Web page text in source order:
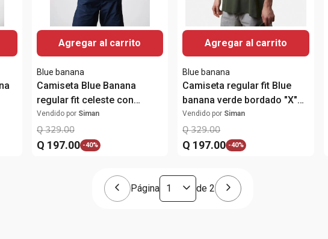
Agregar al carrito
Blue banana
Camiseta Blue Banana
regular fit celeste con
bordado "X" para hombre
Vendido por Siman
Q 329.00
Q 197.00 -40%
Agregar al carrito
Blue banana
Camiseta regular fit Blue
banana verde bordado "X"
para hombre
Vendido por Siman
Q 329.00
Q 197.00 -40%
Página de2